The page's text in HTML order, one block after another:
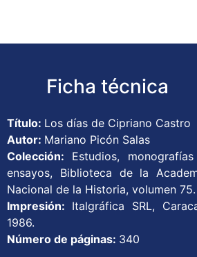
Ficha técnica
Título: Los días de Cipriano Castro
Autor: Mariano Picón Salas
Colección: Estudios,
ensayos, Biblioteca de la
Nacional de la Historia, volumen 75.
Impresión: Italgráfica SRL,
1986.
Número de páginas: 340